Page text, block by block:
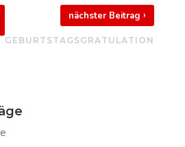
nächster Beitrag›
GEBURTSTAGSGRATULATION